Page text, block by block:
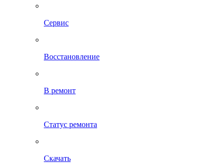
Сервис
Восстановление
В ремонт
Статус ремонта
Скачать